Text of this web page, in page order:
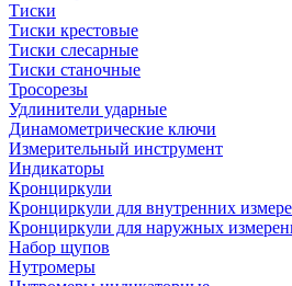
Тиски
Тиски крестовые
Тиски слесарные
Тиски станочные
Тросорезы
Удлинители ударные
Динамометрические ключи
Измерительный инструмент
Индикаторы
Кронциркули
Кронциркули для внутренних
Кронциркули для наружных
Набор щупов
Нутромеры